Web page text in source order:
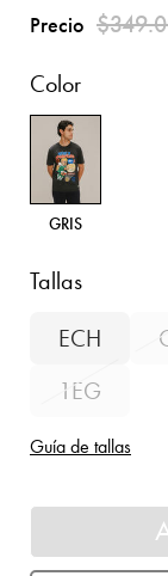
Precio Precio
Color
GRIS
Tallas
ECH
1EG
Guía de tallas